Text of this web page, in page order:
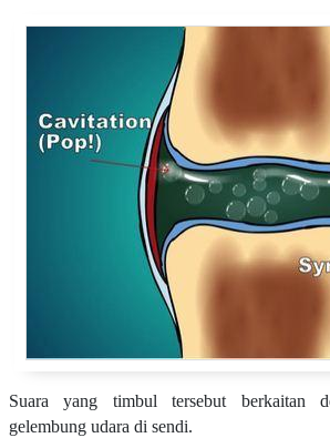
Suara yang timbul tersebut berkaitan
gelembung udara di sendi.